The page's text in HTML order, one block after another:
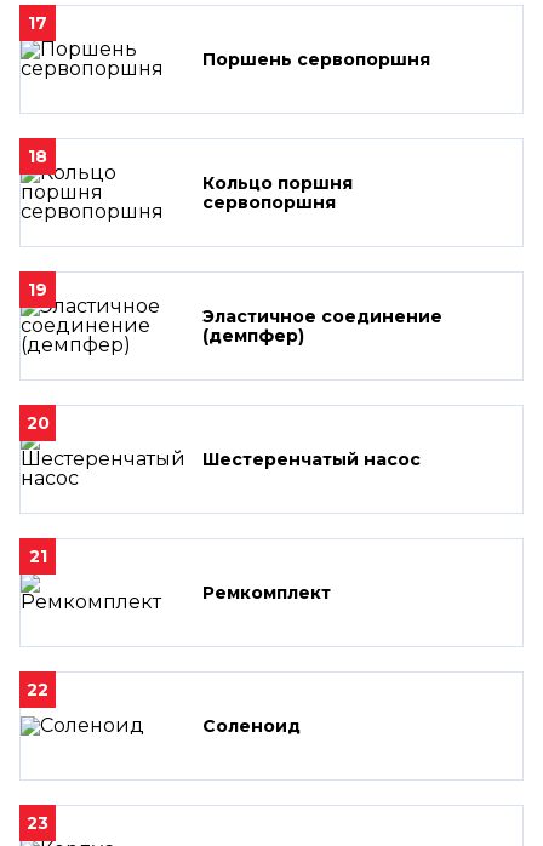
17
Поршень сервопоршня
18
Кольцо поршня
сервопоршня
19
Эластичное соединение
(демпфер)
20
Шестеренчатый насос
21
Ремкомплект
22
Соленоид
23